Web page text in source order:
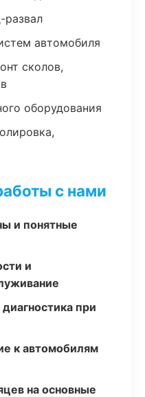
автомобиля
сколов,
оборудования
с нами
и понятные
и
при
к автомобилям
на основные